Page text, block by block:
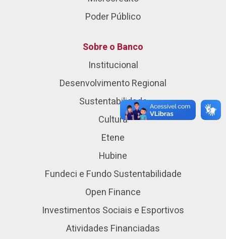
Poder Público
Sobre o Banco
Institucional
Desenvolvimento Regional
Sustentabilidade
Cultura
Etene
Hubine
Fundeci e Fundo Sustentabilidade
Open Finance
Investimentos Sociais e Esportivos
Atividades Financiadas